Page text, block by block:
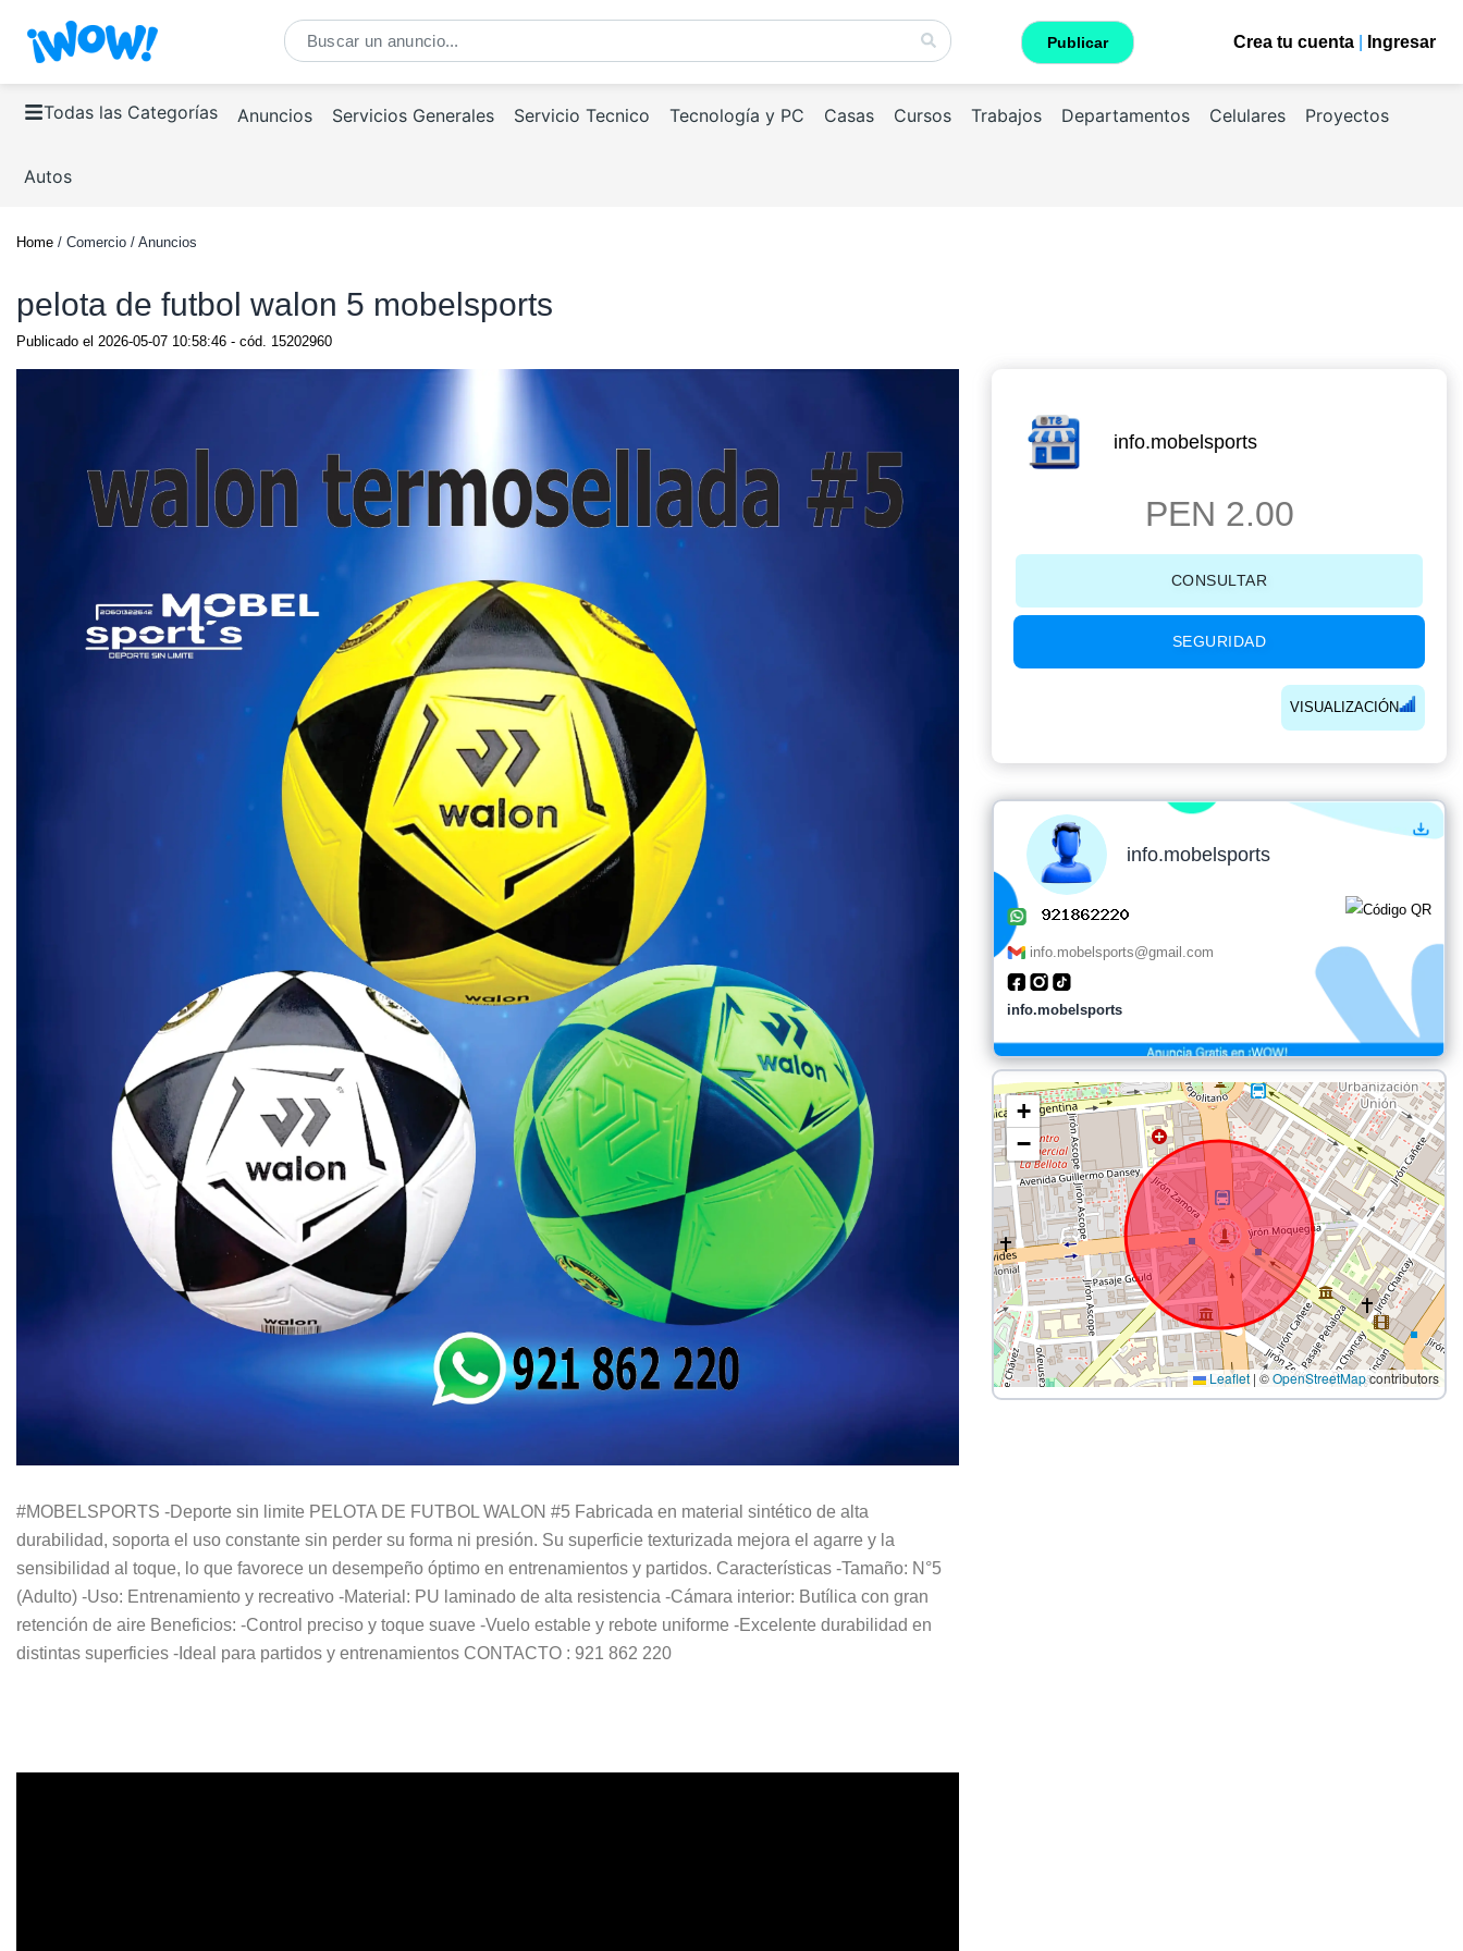
Publicar Crea tu cuenta| Ingresar
Todas las Categorías Anuncios Servicios Generales Servicio Tecnico Tecnología y PC Casas Cursos Trabajos Departamentos Celulares Proyectos
Autos
Home / Comercio / Anuncios
pelota de futbol walon 5 mobelsports
Publicado el 2026-05-07 10:58:46 - cód. 15202960
#MOBELSPORTS -Deporte sin limite PELOTA DE FUTBOL WALON #5 Fabricada en material sintético de alta
durabilidad, soporta el uso constante sin perder su forma ni presión. Su superficie texturizada mejora el agarre y la
sensibilidad al toque, lo que favorece un desempeño óptimo en entrenamientos y partidos. Características -Tamaño: N°5
(Adulto) -Uso: Entrenamiento y recreativo -Material: PU laminado de alta resistencia -Cámara interior: Butílica con gran
retención de aire Beneficios: -Control preciso y toque suave -Vuelo estable y rebote uniforme -Excelente durabilidad en
distintas superficies -Ideal para partidos y entrenamientos CONTACTO : 921 862 220
info.mobelsports
PEN 2.00
CONSULTAR
SEGURIDAD
VISUALIZACIÓN
info.mobelsports
info.mobelsports@gmail.com
info.mobelsports
+
−
Leaflet | ©OpenStreetMapcontributors